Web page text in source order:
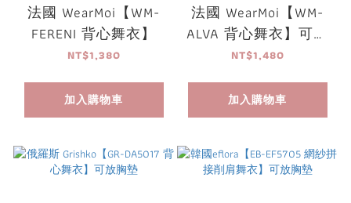
法國 WearMoi【WM-
FERENI 背心舞衣】
NT$1,380
加入購物車
法國 WearMoi【WM-
ALVA 背心舞衣】可放
胸墊
NT$1,480
加入購物車